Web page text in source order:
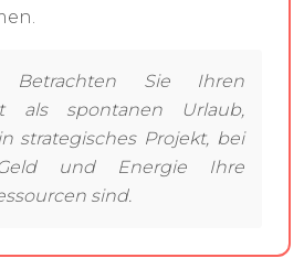
Sie Ihren
als spontanen Urlaub,
strategisches Projekt, bei
und Energie Ihre
sind.